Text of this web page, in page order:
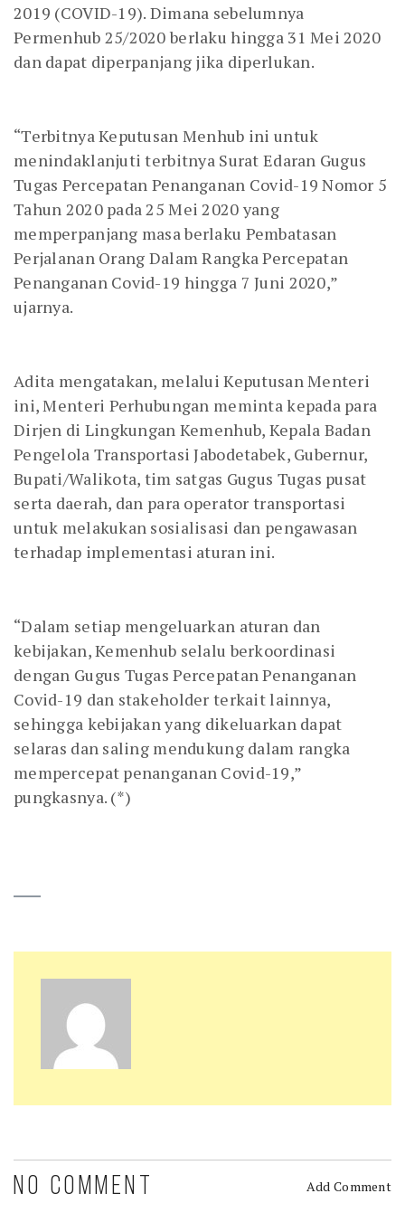
2019 (COVID-19). Dimana sebelumnya
Permenhub 25/2020 berlaku hingga 31 Mei 2020
dan dapat diperpanjang jika diperlukan.
“Terbitnya Keputusan Menhub ini untuk
menindaklanjuti terbitnya Surat Edaran Gugus
Tugas Percepatan Penanganan Covid-19 Nomor 5
Tahun 2020 pada 25 Mei 2020 yang
memperpanjang masa berlaku Pembatasan
Perjalanan Orang Dalam Rangka Percepatan
Penanganan Covid-19 hingga 7 Juni 2020,”
ujarnya.
Adita mengatakan, melalui Keputusan Menteri
ini, Menteri Perhubungan meminta kepada para
Dirjen di Lingkungan Kemenhub, Kepala Badan
Pengelola Transportasi Jabodetabek, Gubernur,
Bupati/Walikota, tim satgas Gugus Tugas pusat
serta daerah, dan para operator transportasi
untuk melakukan sosialisasi dan pengawasan
terhadap implementasi aturan ini.
“Dalam setiap mengeluarkan aturan dan
kebijakan, Kemenhub selalu berkoordinasi
dengan Gugus Tugas Percepatan Penanganan
Covid-19 dan stakeholder terkait lainnya,
sehingga kebijakan yang dikeluarkan dapat
selaras dan saling mendukung dalam rangka
mempercepat penanganan Covid-19,”
pungkasnya. (*)
NO COMMENT Add Comment